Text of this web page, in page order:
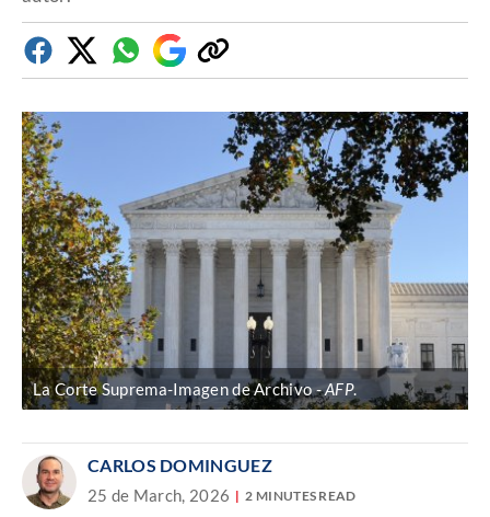
FacebookTwitterWhatsapp
Google
Discover
Copiar
enlace
La Corte Suprema-Imagen de Archivo AFP.
CARLOS DOMINGUEZ
25 de March, 2026 2 MINUTES READ